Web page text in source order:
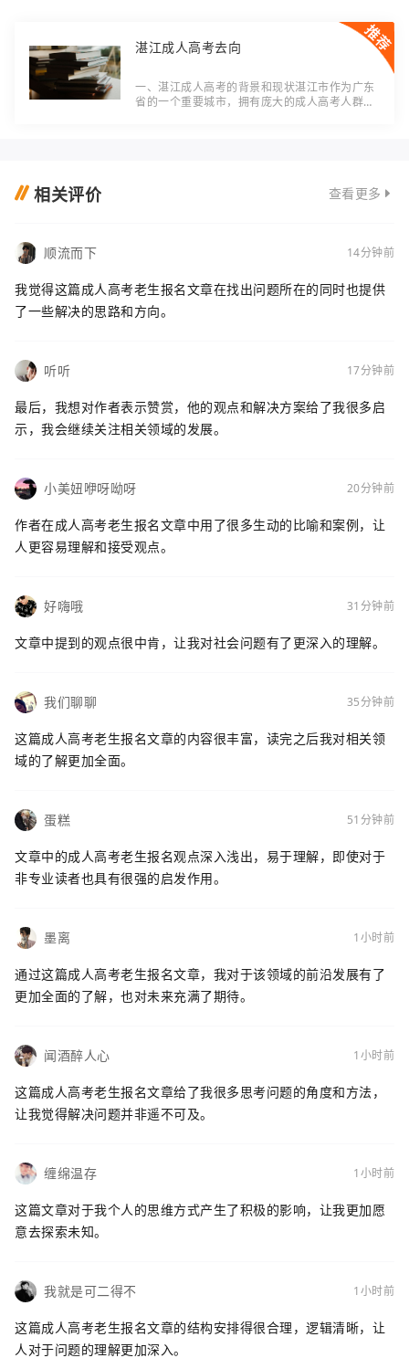
湛江成人高考去向
一、湛江成人高考的背景和现状湛江市作为广东
省的一个重要城市，拥有庞大的成人高考人群。
相关评价 查看更多
顺流而下 14分钟前
我觉得这篇成人高考老生报名文章在找出问题所在的同时也提供
了一些解决的思路和方向。
听听 17分钟前
最后，我想对作者表示赞赏，他的观点和解决方案给了我很多启
示，我会继续关注相关领域的发展。
小美妞咿呀呦呀 20分钟前
作者在成人高考老生报名文章中用了很多生动的比喻和案例，让
人更容易理解和接受观点。
好嗨哦 31分钟前
文章中提到的观点很中肯，让我对社会问题有了更深入的理解。
我们聊聊 35分钟前
这篇成人高考老生报名文章的内容很丰富，读完之后我对相关领
域的了解更加全面。
蛋糕 51分钟前
文章中的成人高考老生报名观点深入浅出，易于理解，即使对于
非专业读者也具有很强的启发作用。
墨离 1小时前
通过这篇成人高考老生报名文章，我对于该领域的前沿发展有了
更加全面的了解，也对未来充满了期待。
闻酒醉人心 1小时前
这篇成人高考老生报名文章给了我很多思考问题的角度和方法，
让我觉得解决问题并非遥不可及。
缠绵温存 1小时前
这篇文章对于我个人的思维方式产生了积极的影响，让我更加愿
意去探索未知。
我就是可二得不 1小时前
这篇成人高考老生报名文章的结构安排得很合理，逻辑清晰，让
人对于问题的理解更加深入。